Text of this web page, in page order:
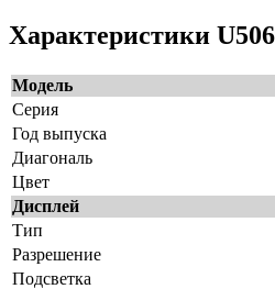
Характеристики
Модель
Серия
Год выпуска
Диагональ
Цвет
Дисплей
Тип
Разрешение
Подсветка